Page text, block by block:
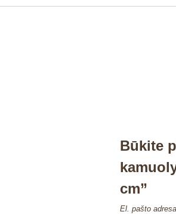
Būkite
cm”
El. pašto